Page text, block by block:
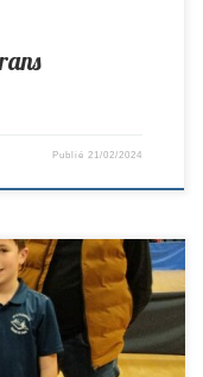
Publié21/02/2024
tour du Circuit